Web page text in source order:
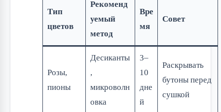
Тип
цветов
Рекоменд
уемый
метод
Вре
мя
Совет
Розы,
пионы
Десиканты
,
микроволн
овка
3–
10
дне
й
Раскрывать
бутоны перед
сушкой